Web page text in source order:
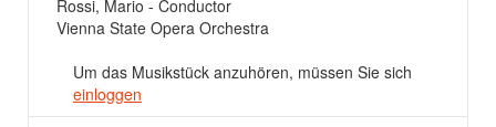
Rossi, Mario - Conductor
Vienna State Opera Orchestra
Um das Musikstück anzuhören, müssen Sie sich
einloggen